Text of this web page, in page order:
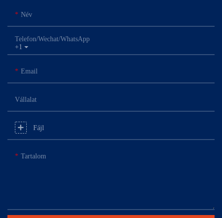
Név
+1
Telefon/Wechat/WhatsApp
Email
Vállalat
Fájl
Tartalom